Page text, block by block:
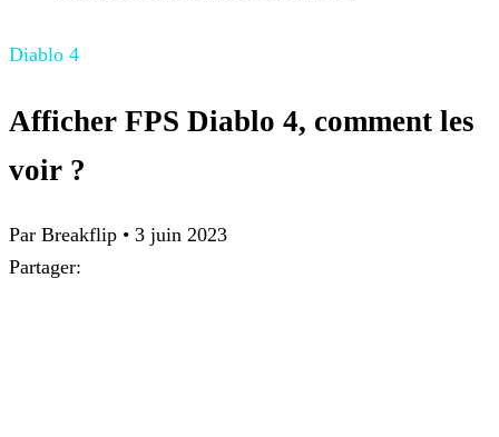
Diablo 4
Afficher FPS Diablo 4, comment les
voir ?
Par Breakflip • 3 juin 2023
Partager: